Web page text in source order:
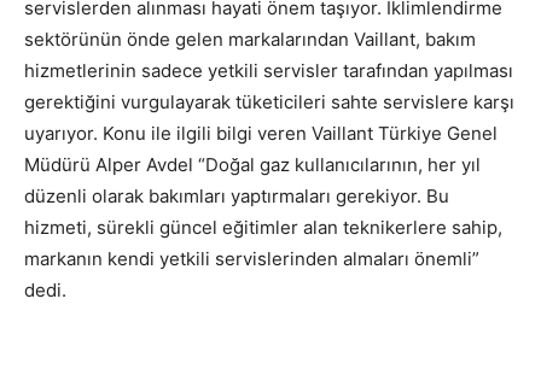
servislerden alınması hayati önem taşıyor. İklimlendirme
sektörünün önde gelen markalarından Vaillant, bakım
hizmetlerinin sadece yetkili servisler tarafından yapılması
gerektiğini vurgulayarak tüketicileri sahte servislere karşı
uyarıyor. Konu ile ilgili bilgi veren Vaillant Türkiye Genel
Müdürü Alper Avdel “Doğal gaz kullanıcılarının, her yıl
düzenli olarak bakımları yaptırmaları gerekiyor. Bu
hizmeti, sürekli güncel eğitimler alan teknikerlere sahip,
markanın kendi yetkili servislerinden almaları önemli”
dedi.